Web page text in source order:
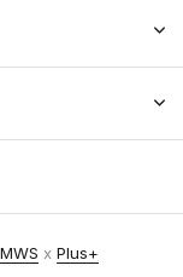
x Plus+